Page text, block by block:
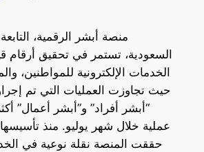
منصة أبشر الرقمية،
السعودية، تستمر في تحقيق أرقام
الخدمات الإلكترونية للمواطنين،
حيث تجاوزت العمليات التي تم
حققت المنصة نقلة نوعية في